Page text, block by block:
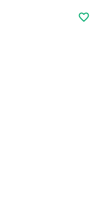
favorite_border